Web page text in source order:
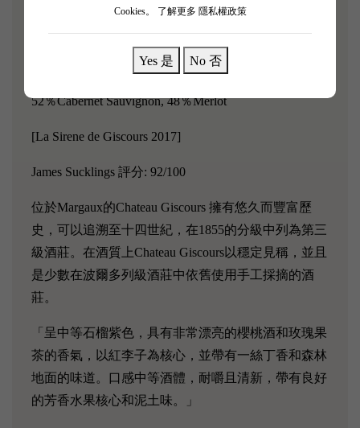
Cookies。
了解更多 隱私權政策
Yes 是 No 否
赤霞珠和 40% 梅洛混合而成。已經很好吃了，但請
52％Cabernet Sauvignon, 48％Merlot
[La Sirene de Giscours 2017]
James Sucklings 評分: 92/100
位於Margaux的Chateau Giscours 擁有悠久而豐富歷
史，可以追溯至十四世紀，在1855的分級中列為第三
級酒莊。在酒質上Chateau Giscours以穩定見稱，並且
是少數在波爾多列級酒莊中依舊使用手工採摘的酒
莊。
「呈中等石榴紫色，具有非常漂亮的櫻桃酒和玫瑰果
茶的香氣，以紅李子為核心，並帶有一絲丁香和森林
地面的味道。口感中等酒體，耐嚼且清新，帶有良好
的芳香水果核心和泥土味。」